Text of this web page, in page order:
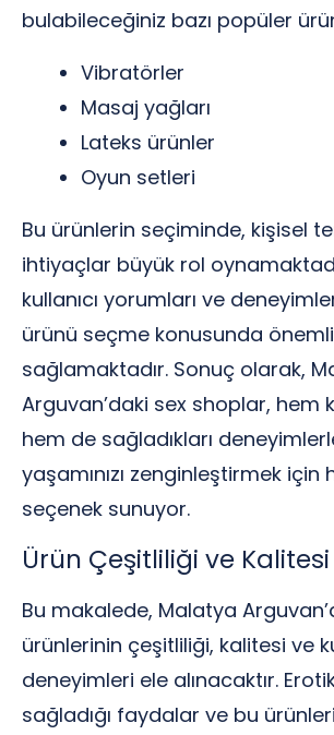
bulabileceğiniz bazı popüler
Vibratörler
Masaj yağları
Lateks ürünler
Oyun setleri
Bu ürünlerin seçiminde, kişisel
ihtiyaçlar büyük rol
kullanıcı yorumları ve
ürünü seçme konusunda
sağlamaktadır. Sonuç olarak,
Arguvan’daki sex shoplar, hem
hem de sağladıkları
yaşamınızı zenginleştirmek için
seçenek sunuyor.
Ürün Çeşitliliği ve Kalitesi
Bu makalede, Malatya
ürünlerinin çeşitliliği, kalitesi ve
deneyimleri ele alınacaktır.
sağladığı faydalar ve bu